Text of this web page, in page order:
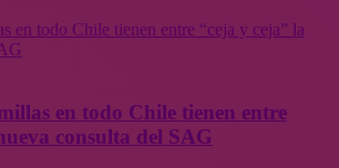
en todo Chile tienen entre “ceja y ceja” la
en todo Chile tienen entre
consulta del SAG